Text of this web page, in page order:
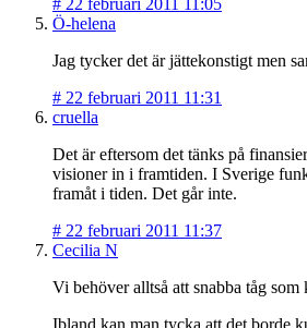
Ö-helena
Jag tycker det är jättekonstigt men
# 22 februari 2011 11:31
cruella
Det är eftersom det tänks på
visioner in i framtiden. I Sverige
framåt i tiden. Det går inte.
# 22 februari 2011 11:37
Cecilia N
Vi behöver alltså att snabba tåg
Ibland kan man tycka att det borde